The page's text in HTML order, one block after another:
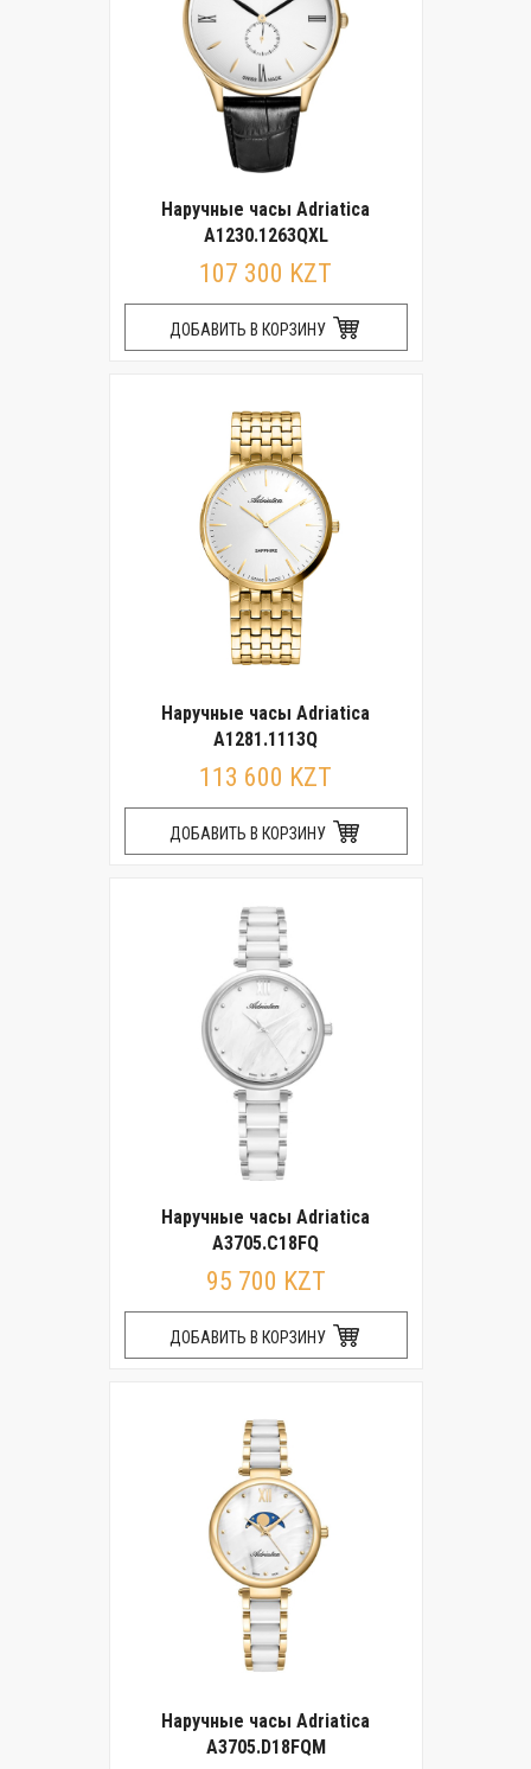
Наручные часы Adriatica
A1230.1263QXL
107 300 KZT
ДОБАВИТЬ В КОРЗИНУ
Наручные часы Adriatica
A1281.1113Q
113 600 KZT
ДОБАВИТЬ В КОРЗИНУ
Наручные часы Adriatica
A3705.C18FQ
95 700 KZT
ДОБАВИТЬ В КОРЗИНУ
Наручные часы Adriatica
A3705.D18FQM